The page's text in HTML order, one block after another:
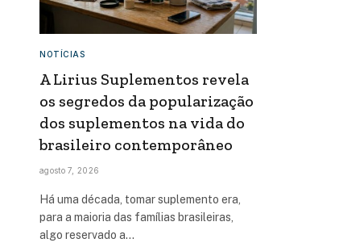
NOTÍCIAS
A Lirius Suplementos revela
os segredos da popularização
dos suplementos na vida do
brasileiro contemporâneo
agosto 7, 2026
Há uma década, tomar suplemento era,
para a maioria das famílias brasileiras,
algo reservado a…